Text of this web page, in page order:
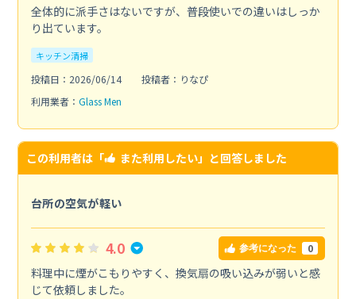
全体的に派手さはないですが、普段使いでの違いはしっか
り出ています。
キッチン清掃
投稿日：2026/06/14
投稿者：りなぴ
利用業者： Glass Men
この利用者は「 また利用したい」と回答しました
台所の空気が軽い
4.0 参考になった 0
料理中に煙がこもりやすく、換気扇の吸い込みが弱いと感
じて依頼しました。